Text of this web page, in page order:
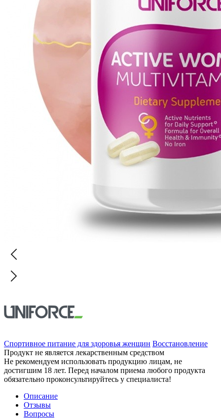
Спортивное питание для здоровья женщин Восстановление
Продукт не является лекарственным средством
Не рекомендуем использовать продукцию лицам, не
достигшим 18 лет. Перед началом приема любого продукта
обязательно проконсультируйтесь у специалиста!
Описание
Отзывы
Вопросы